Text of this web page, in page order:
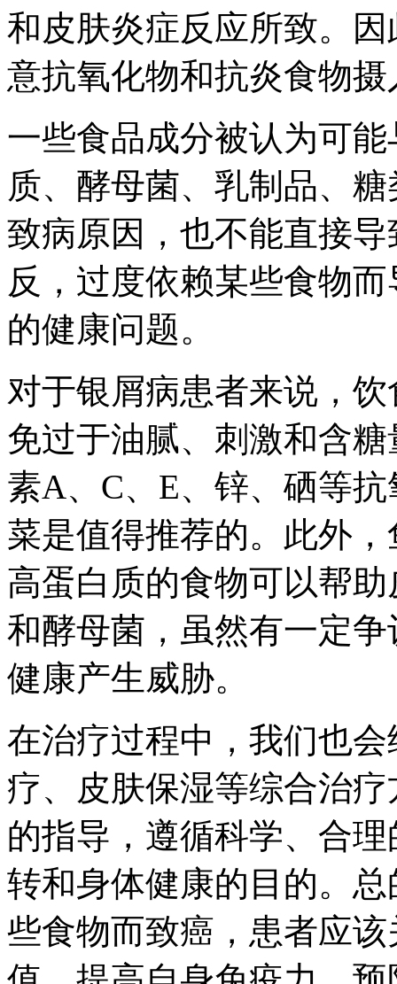
和皮肤炎症反应所致。
意抗氧化物和抗炎食物
一些食品成分被认为可
质、酵母菌、乳制品、
致病原因，也不能直接
反，过度依赖某些食物
的健康问题。
对于银屑病患者来说，
免过于油腻、刺激和含
素A、C、E、锌、硒等
菜是值得推荐的。此外
高蛋白质的食物可以帮
和酵母菌，虽然有一定
健康产生威胁。
在治疗过程中，我们也
疗、皮肤保湿等综合治
的指导，遵循科学、合
转和身体健康的目的。
些食物而致癌，患者应